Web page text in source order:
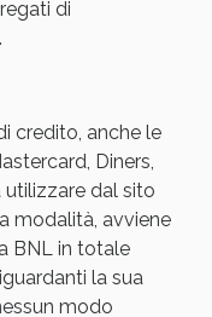
di
credito, anche le
Diners,
utilizzare dal sito
modalità, avviene
BNL in totale
la sua
modo